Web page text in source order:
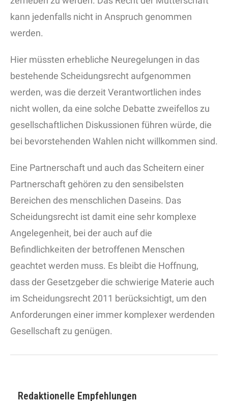
kann jedenfalls nicht in Anspruch genommen
werden.
Hier müssten erhebliche Neuregelungen in das
bestehende Scheidungsrecht aufgenommen
werden, was die derzeit Verantwortlichen indes
nicht wollen, da eine solche Debatte zweifellos zu
gesellschaftlichen Diskussionen führen würde, die
bei bevorstehenden Wahlen nicht willkommen sind.
Eine Partnerschaft und auch das Scheitern einer
Partnerschaft gehören zu den sensibelsten
Bereichen des menschlichen Daseins. Das
Scheidungsrecht ist damit eine sehr komplexe
Angelegenheit, bei der auch auf die
Befindlichkeiten der betroffenen Menschen
geachtet werden muss. Es bleibt die Hoffnung,
dass der Gesetzgeber die schwierige Materie auch
im Scheidungsrecht 2011 berücksichtigt, um den
Anforderungen einer immer komplexer werdenden
Gesellschaft zu genügen.
Redaktionelle Empfehlungen